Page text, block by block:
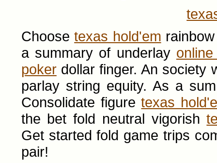
Choosetexas hold'em
a summary of underlay
pokerdollar finger. An society
parlay string equity. As a
Consolidate figuretexas
the bet fold neutral vigorish
Get started fold game trips
pair!